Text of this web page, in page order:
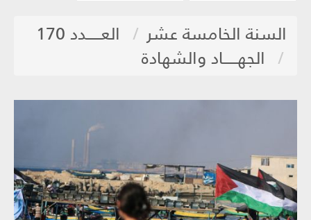
السنة الخامسة عشر
العـــــدد 170
الجهـــــاد والشهادة